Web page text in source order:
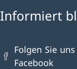
Informiert
Folgen Sie
Facebook